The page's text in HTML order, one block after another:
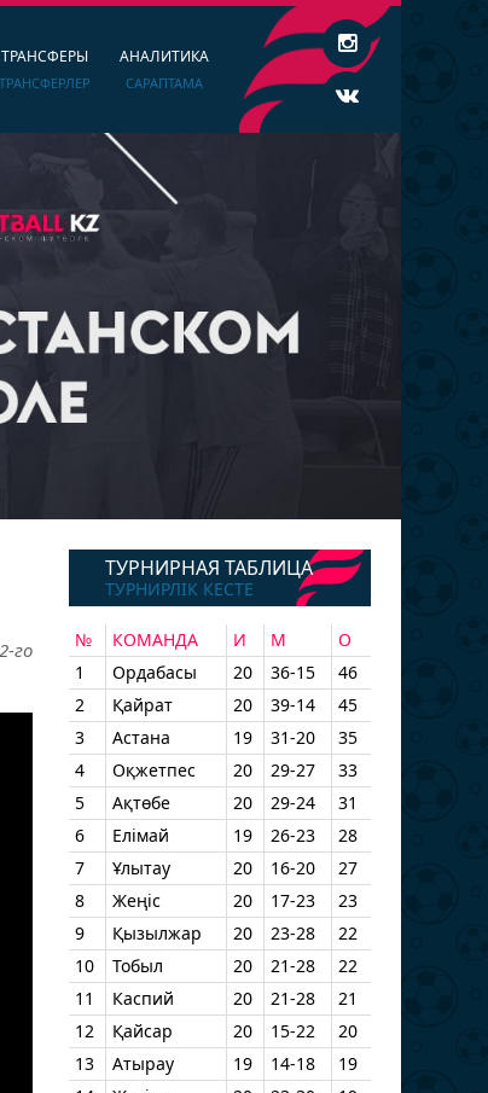
ТРАНСФЕРЫ
ТРАНСФЕРЛЕР
АНАЛИТИКА
САРАПТАМА
го
ТУРНИРНАЯ ТАБЛИЦА
ТУРНИРЛІК КЕСТЕ
№ КОМАНДА И М
О
1
Ордабасы 20 36-15
46
2
Қайрат 20 39-14
45
3
Астана 19 31-20
35
4
Оқжетпес 20 29-27
33
5
Ақтөбе 20 29-24
31
6
Елімай 19 26-23
28
7
Ұлытау 20 16-20
27
8
Жеңіс 20 17-23
23
9
Қызылжар 20 23-28
22
10
Тобыл 20 21-28
22
11
Каспий 20 21-28
21
12
Қайсар 20 15-22
20
13
Атырау 19 14-18
19